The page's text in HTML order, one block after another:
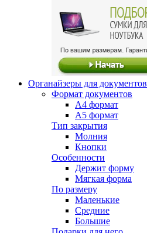
Органайзеры для документов
Формат документов
А4 формат
А5 формат
Тип закрытия
Молния
Кнопки
Особенности
Держит форму
Мягкая форма
По размеру
Маленькие
Средние
Большие